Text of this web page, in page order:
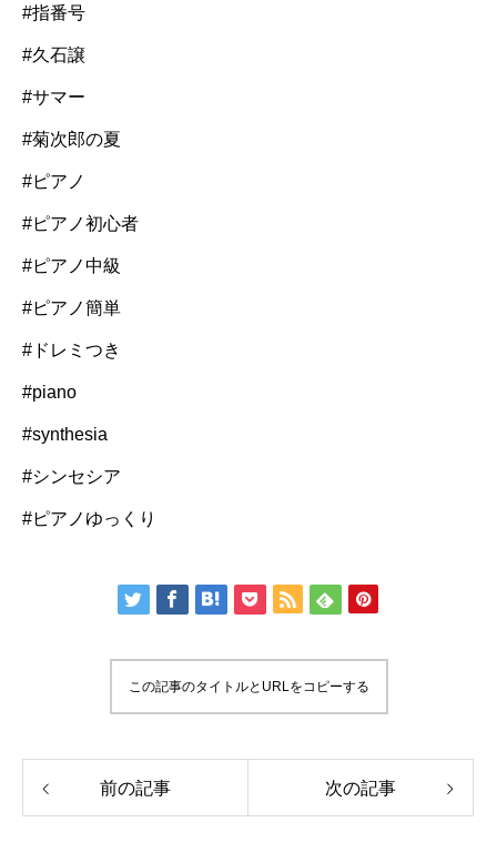
#指番号
#久石譲
#サマー
#菊次郎の夏
#ピアノ
#ピアノ初心者
#ピアノ中級
#ピアノ簡単
#ドレミつき
#piano
#synthesia
#シンセシア
#ピアノゆっくり
この記事のタイトルとURLをコピーする
前の記事 次の記事